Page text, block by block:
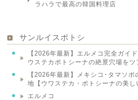
ラハラで最高の韓国料理店
サンルイスポトシ
【2026年最新】エルメコ完全ガイ
ウステカポトシーナの絶景穴場をツ
【2026年最新】メキシコ･タマソ
地【ウワステカ・ポトシーナの美し
エルメコ